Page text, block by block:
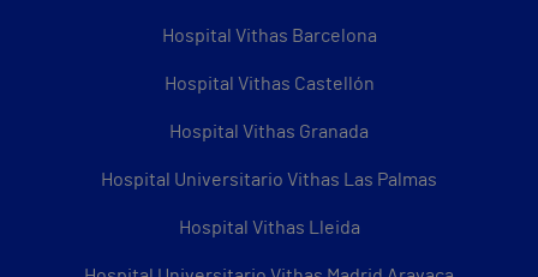
Hospital Vithas Barcelona
Hospital Vithas Castellón
Hospital Vithas Granada
Hospital Universitario Vithas Las Palmas
Hospital Vithas Lleida